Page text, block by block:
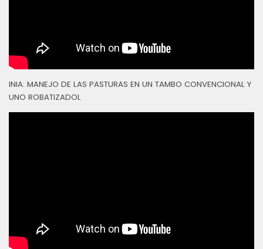
INIA: MANEJO DE LAS PASTURAS EN UN TAMBO CONVENCIONAL Y
UNO ROBATIZADOL